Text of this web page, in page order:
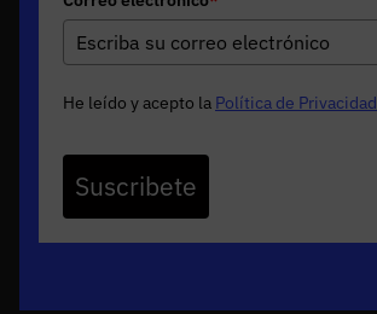
He leído y acepto la Política de Privacidad
Suscribete